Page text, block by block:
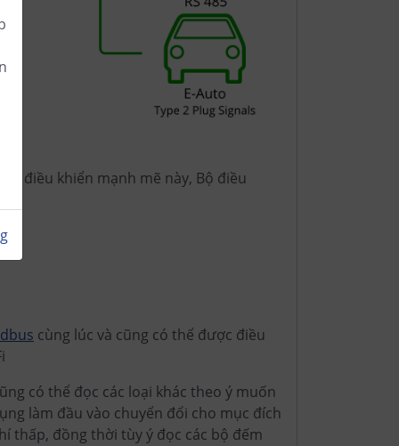
vi điều khiển mạnh mẽ này, Bộ điều
cùng lúc và cũng có thể được điều
có thể đọc các loại khác theo ý muốn
làm đầu vào chuyển đổi cho mục đích
thấp, đồng thời tùy ý đọc các bộ đếm